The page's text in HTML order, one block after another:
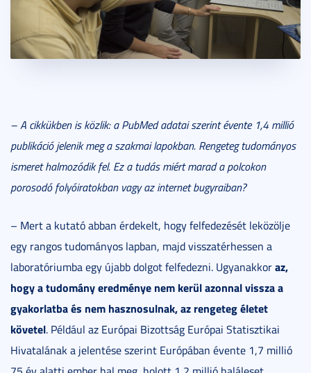
– A cikkükben is közlik: a PubMed adatai szerint évente 1,4 millió
publikáció jelenik meg a szakmai lapokban. Rengeteg tudományos
ismeret halmozódik fel. Ez a tudás miért marad a polcokon
porosodó folyóiratokban vagy az internet bugyraiban?
– Mert a kutató abban érdekelt, hogy felfedezését leközölje
egy rangos tudományos lapban, majd visszatérhessen a
laboratóriumba egy újabb dolgot felfedezni. Ugyanakkoraz,
hogy a tudomány eredménye nem kerül azonnal vissza a
gyakorlatba és nem hasznosulnak, az rengeteg életet
követel. Például az Európai Bizottság Európai Statisztikai
Hivatalának a jelentése szerint Európában évente 1,7 millió